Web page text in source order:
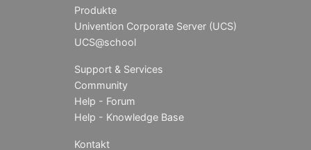
Produkte
Univention Corporate Server (UCS)
UCS@school
Support & Services
Community
Help - Forum
Help - Knowledge Base
Kontakt